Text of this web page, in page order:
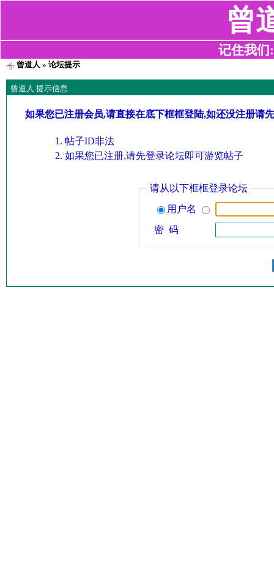
曾
记住我们
曾道人 » 论坛提示
曾道人 提示信息
如果您已注册会员,请直接在底下框框登陆,如还没注册请
帖子ID非法
如果您已注册,请先登录论坛即可游览帖子
请从以下框框登录论坛
用户名
密 码